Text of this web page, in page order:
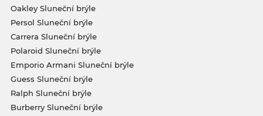
Oakley Sluneční brýle
Persol Sluneční brýle
Carrera Sluneční brýle
Polaroid Sluneční brýle
Emporio Armani Sluneční brýle
Guess Sluneční brýle
Ralph Sluneční brýle
Burberry Sluneční brýle